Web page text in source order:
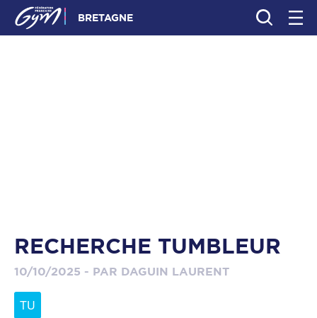
BRETAGNE
RECHERCHE TUMBLEUR
10/10/2025 - PAR DAGUIN LAURENT
TU